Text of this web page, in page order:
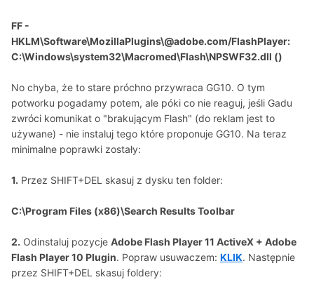
FF -
HKLM\Software\MozillaPlugins\@adobe.com/FlashPlayer:
C:\Windows\system32\Macromed\Flash\NPSWF32.dll ()
No chyba, że to stare próchno przywraca GG10. O tym
potworku pogadamy potem, ale póki co nie reaguj, jeśli Gadu
zwróci komunikat o "brakującym Flash" (do reklam jest to
używane) - nie instaluj tego które proponuje GG10. Na teraz
minimalne poprawki zostały:
1. Przez SHIFT+DEL skasuj z dysku ten folder:
C:\Program Files (x86)\Search Results Toolbar
2. Odinstaluj pozycje Adobe Flash Player 11 ActiveX + Adobe
Flash Player 10 Plugin. Popraw usuwaczem: KLIK. Następnie
przez SHIFT+DEL skasuj foldery: